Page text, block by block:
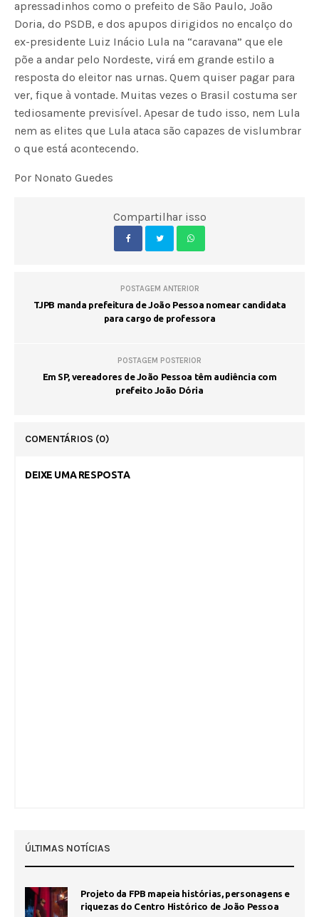
apressadinhos como o prefeito de São Paulo, João
Doria, do PSDB, e dos apupos dirigidos no encalço do
ex-presidente Luiz Inácio Lula na “caravana” que ele
põe a andar pelo Nordeste, virá em grande estilo a
resposta do eleitor nas urnas. Quem quiser pagar para
ver, fique à vontade. Muitas vezes o Brasil costuma ser
tediosamente previsível. Apesar de tudo isso, nem Lula
nem as elites que Lula ataca são capazes de vislumbrar
o que está acontecendo.
Por Nonato Guedes
Compartilhar isso
POSTAGEM ANTERIOR
TJPB manda prefeitura de João Pessoa nomear candidata
para cargo de professora
POSTAGEM POSTERIOR
Em SP, vereadores de João Pessoa têm audiência com
prefeito João Dória
COMENTÁRIOS (0)
DEIXE UMA RESPOSTA
ÚLTIMAS NOTÍCIAS
Projeto da FPB mapeia histórias, personagens e
riquezas do Centro Histórico de João Pessoa